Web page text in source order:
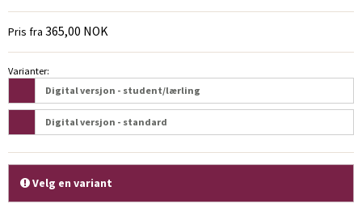
Pris fra 365,00 NOK
Varianter:
Digital versjon - student/lærling
Digital versjon - standard
Velg en variant